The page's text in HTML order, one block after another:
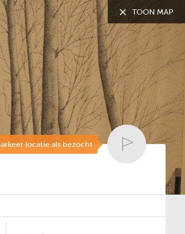
TOON: Alle gemeenten
locatie als bezocht
TOON MAP